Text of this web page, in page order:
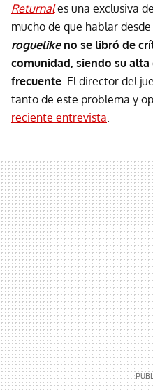
Returnales una exclusiva
mucho de que hablar
roguelikeno se libró de
comunidad, siendo su
frecuente . El director del
tanto de este problema y
reciente entrevista